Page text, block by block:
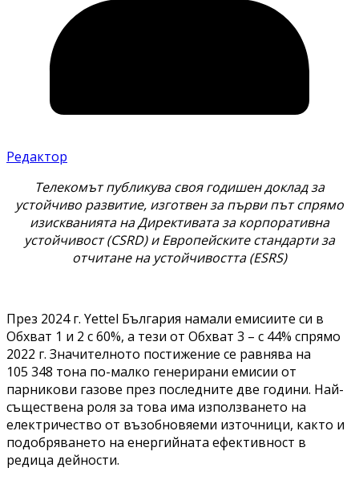
Редактор
Телекомът публикува своя годишен доклад за
устойчиво развитие, изготвен за първи път спрямо
изискванията на Директивата за корпоративна
устойчивост (CSRD) и Европейските стандарти за
отчитане на устойчивостта (ESRS)
През 2024 г. Yettel България намали емисиите си в
Обхват 1 и 2 с 60%, а тези от Обхват 3 – с 44% спрямо
2022 г. Значителното постижение се равнява на
105 348 тона по-малко генерирани емисии от
парникови газове през последните две години. Най-
съществена роля за това има използването на
електричество от възобновяеми източници, както и
подобряването на енергийната ефективност в
редица дейности.